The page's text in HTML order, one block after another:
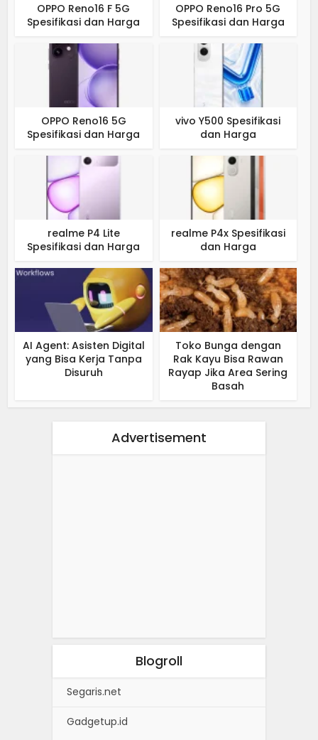
OPPO Reno16 F 5G
Spesifikasi dan Harga
OPPO Reno16 Pro 5G
Spesifikasi dan Harga
OPPO Reno16 5G
Spesifikasi dan Harga
vivo Y500 Spesifikasi
dan Harga
realme P4 Lite
Spesifikasi dan Harga
realme P4x Spesifikasi
dan Harga
AI Agent: Asisten Digital
yang Bisa Kerja Tanpa
Disuruh
Toko Bunga dengan
Rak Kayu Bisa Rawan
Rayap Jika Area Sering
Basah
Advertisement
Blogroll
Segaris.net
Gadgetup.id